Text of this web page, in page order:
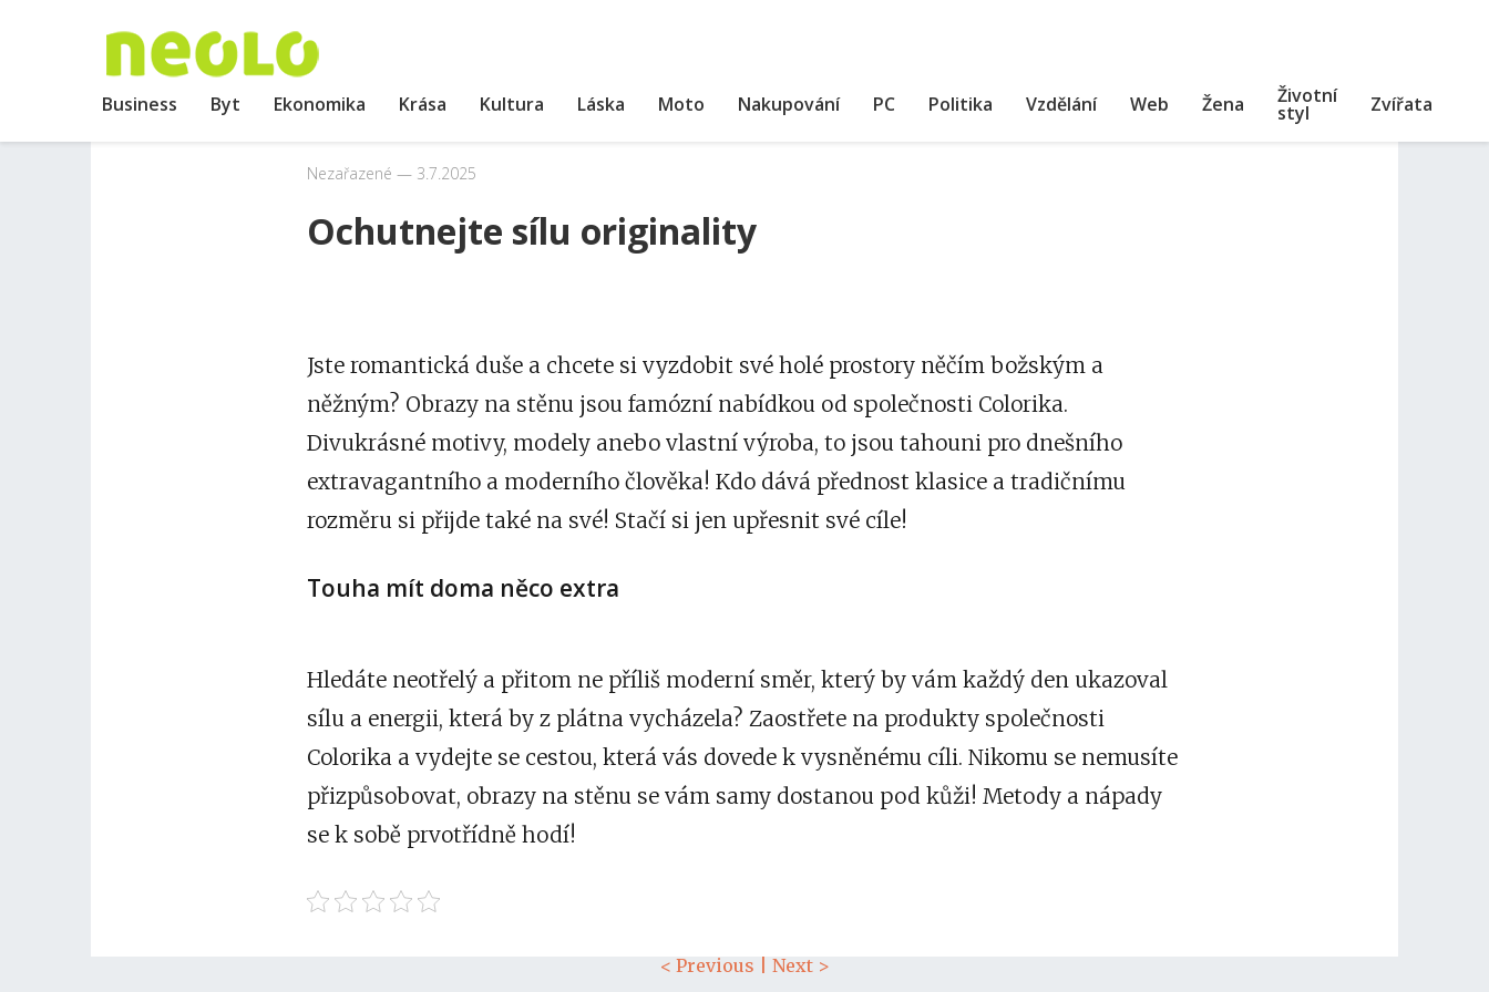
Business Byt Ekonomika Krása Kultura Láska Moto Nakupování PC Politika Vzdělání Web Žena Životní
styl Zvířata
Nezařazené 3.7.2025
Ochutnejte sílu originality
Jste romantická duše a chcete si vyzdobit své holé prostory něčím božským a
něžným? Obrazy na stěnu jsou famózní nabídkou od společnosti Colorika.
Divukrásné motivy, modely anebo vlastní výroba, to jsou tahouni pro dnešního
extravagantního a moderního člověka! Kdo dává přednost klasice a tradičnímu
rozměru si přijde také na své! Stačí si jen upřesnit své cíle!
Touha mít doma něco extra
Hledáte neotřelý a přitom ne příliš moderní směr, který by vám každý den ukazoval
sílu a energii, která by z plátna vycházela? Zaostřete na produkty společnosti
Colorika a vydejte se cestou, která vás dovede k vysněnému cíli. Nikomu se nemusíte
přizpůsobovat, obrazy na stěnu se vám samy dostanou pod kůži! Metody a nápady
se k sobě prvotřídně hodí!
< Previous Next >